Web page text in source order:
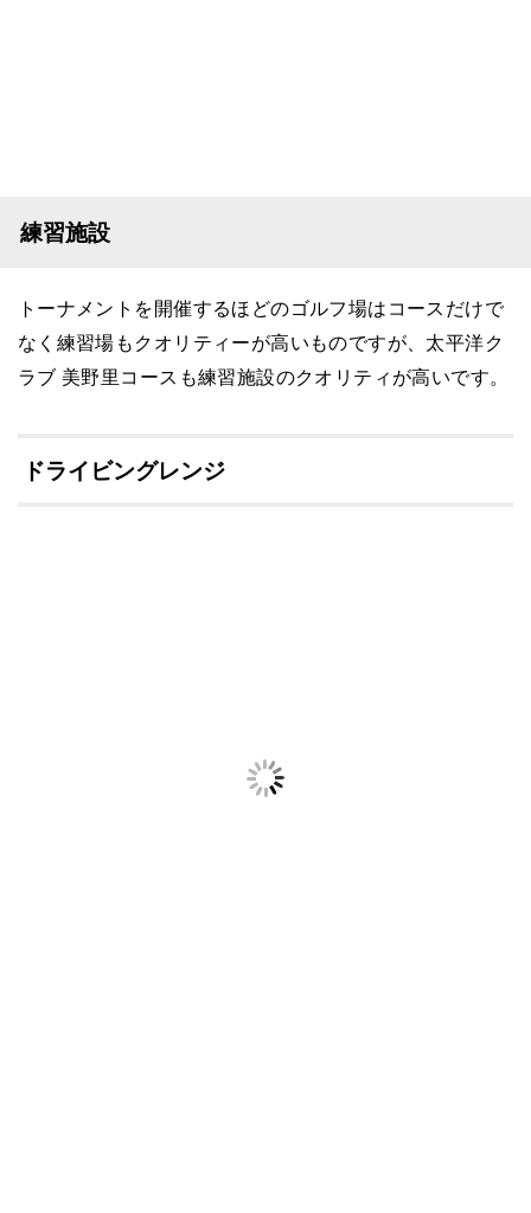
練習施設
トーナメントを開催するほどのゴルフ場はコースだけで
なく練習場もクオリティーが高いものですが、太平洋ク
ラブ 美野里コースも練習施設のクオリティが高いです。
ドライビングレンジ